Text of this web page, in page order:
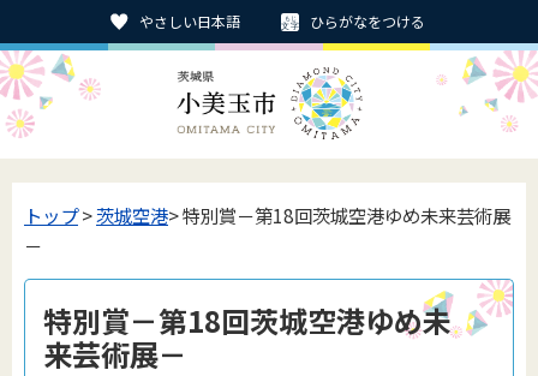
やさしい日本語 ひらがなをつける
トップ>茨城空港> 特別賞－第18回茨城空港ゆめ未来芸術展
－
特別賞－第18回茨城空港ゆめ未
来芸術展－